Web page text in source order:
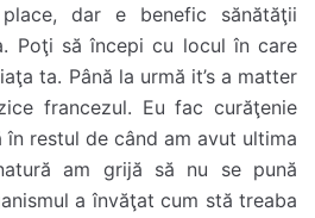
dar e benefic sănătăţii
Poţi să începi cu locul în care
ta. Până la urmă it’s a matter
francezul. Eu fac curăţenie
restul de când am avut ultima
am grijă să nu se pună
a învăţat cum stă treaba